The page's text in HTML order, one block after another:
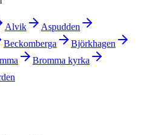
Alvik
Aspudden
Beckomberga
Björkhagen
Bromma kyrka